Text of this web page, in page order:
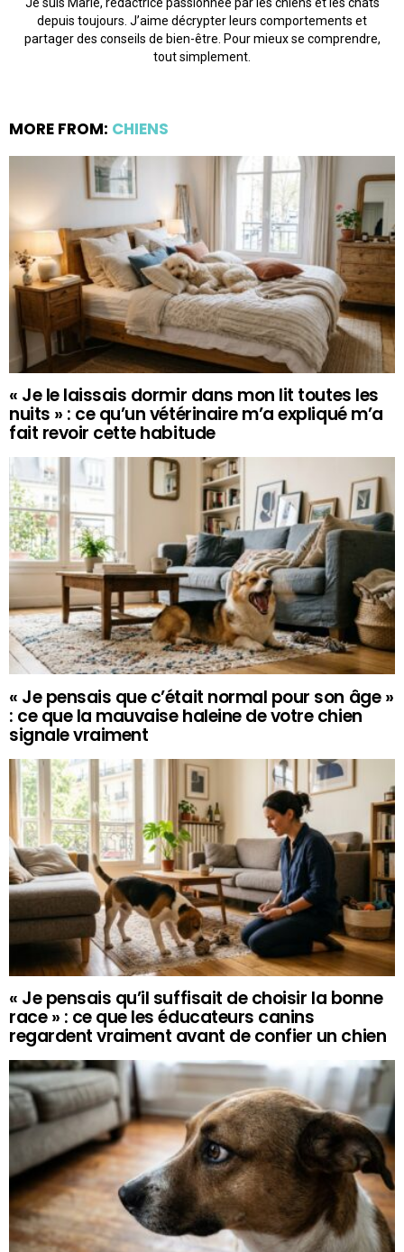
depuis toujours. J’aime décrypter leurs comportements et
partager des conseils de bien-être. Pour mieux se comprendre,
tout simplement.
MORE FROM: CHIENS
« Je le laissais dormir dans mon lit toutes les
nuits » : ce qu’un vétérinaire m’a expliqué m’a
fait revoir cette habitude
« Je pensais que c’était normal pour son âge »
: ce que la mauvaise haleine de votre chien
signale vraiment
« Je pensais qu’il suffisait de choisir la bonne
race » : ce que les éducateurs canins
regardent vraiment avant de confier un chien